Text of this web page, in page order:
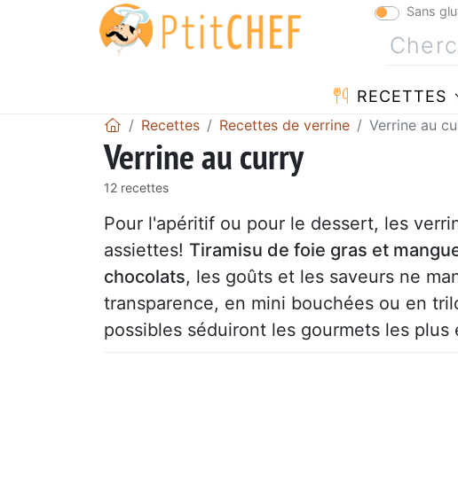
Sans
RECETTES
Recettes Recettes de verrine Verrine au
Verrine au curry
12 recettes
Pour l'apéritif ou pour le dessert, les
assiettes! Tiramisu de foie gras et
chocolats, les goûts et les saveurs ne
transparence, en mini bouchées ou en
possibles séduiront les gourmets les plus